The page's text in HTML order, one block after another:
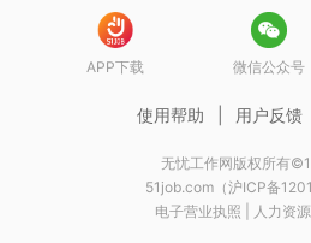
APP下载 微信公众号
使用帮助 用户反馈
无忧工作网版权所有
51job.com（沪ICP备
电子营业执照
人力资